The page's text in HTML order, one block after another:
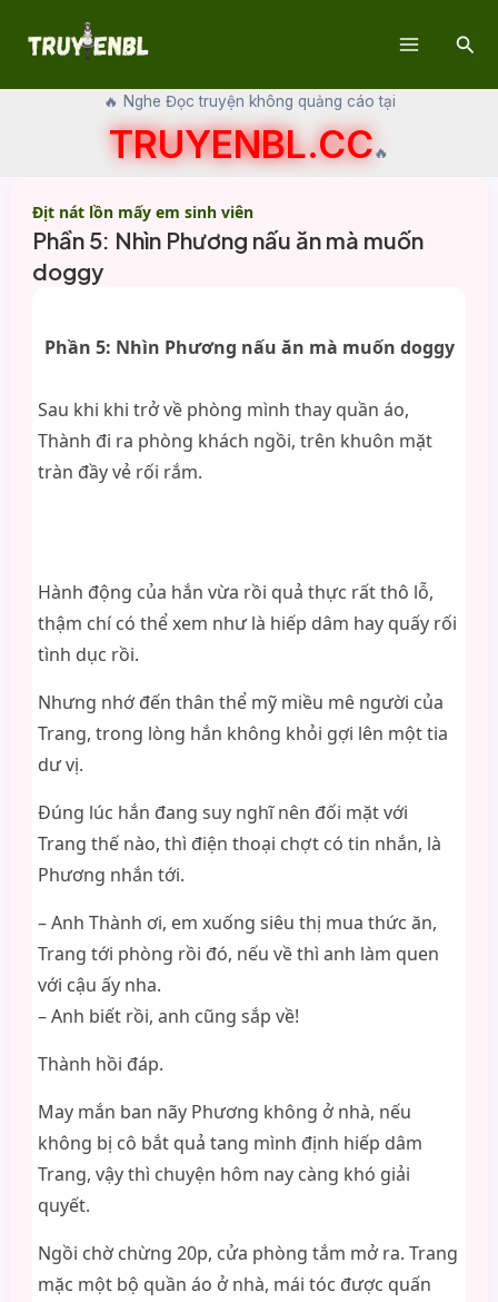
🔥 Nghe Đọc truyện không quảng cáo tại
TRUYENBL.CC🔥
Địt nát lồn mấy em sinh viên
Phần 5: Nhìn Phương nấu ăn mà muốn
doggy
Phần 5: Nhìn Phương nấu ăn mà muốn doggy
Sau khi khi trở về phòng mình thay quần áo,
Thành đi ra phòng khách ngồi, trên khuôn mặt
tràn đầy vẻ rối rắm.
Hành động của hắn vừa rồi quả thực rất thô lỗ,
thậm chí có thể xem như là hiếp dâm hay quấy rối
tình dục rồi.
Nhưng nhớ đến thân thể mỹ miều mê người của
Trang, trong lòng hắn không khỏi gợi lên một tia
dư vị.
Đúng lúc hắn đang suy nghĩ nên đối mặt với
Trang thế nào, thì điện thoại chợt có tin nhắn, là
Phương nhắn tới.
– Anh Thành ơi, em xuống siêu thị mua thức ăn,
Trang tới phòng rồi đó, nếu về thì anh làm quen
với cậu ấy nha.
– Anh biết rồi, anh cũng sắp về!
Thành hồi đáp.
May mắn ban nãy Phương không ở nhà, nếu
không bị cô bắt quả tang mình định hiếp dâm
Trang, vậy thì chuyện hôm nay càng khó giải
quyết.
Ngồi chờ chừng 20p, cửa phòng tắm mở ra. Trang
mặc một bộ quần áo ở nhà, mái tóc được quấn